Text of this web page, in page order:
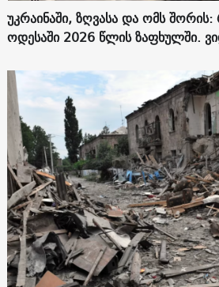
უკრაინაში, ზღვასა და ომს
ოდესაში 2026 წლის ზაფხულში.